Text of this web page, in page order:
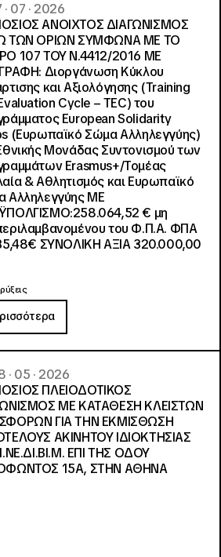
· 07 · 2026
ΑΝΟΙΧΤΟΣ ΔΙΑΓΩΝΙΣΜΟΣ
ΤΩΝ ΟΡΙΩΝ ΣΥΜΦΩΝΑ ΜΕ ΤΟ
107 ΤΟΥ Ν.4412/2016 ΜΕ
Διοργάνωση Κύκλου
και Αξιολόγησης (Training
Cycle – TEC) του
European Solidarity
(Ευρωπαϊκό Σώμα Αλληλεγγύης)
Μονάδας Συντονισμού των
Erasmus+/Τομέας
& Αθλητισμός και Ευρωπαϊκό
Αλληλεγγύης ΜΕ
€ μη
του Φ.Π.Α. ΦΠΑ
ΣΥΝΟΛΙΚΗ ΑΞΙΑ 320.000,00
· 05 · 2026
ΠΛΕΙΟΔΟΤΙΚΟΣ
ΜΕ ΚΑΤΑΘΕΣΗ ΚΛΕΙΣΤΩΝ
ΓΙΑ ΤΗΝ ΕΚΜΙΣΘΩΣΗ
ΑΚΙΝΗΤΟΥ ΙΔΙΟΚΤΗΣΙΑΣ
ΕΠΙ ΤΗΣ ΟΔΟΥ
15Α, ΣΤΗΝ ΑΘΗΝΑ